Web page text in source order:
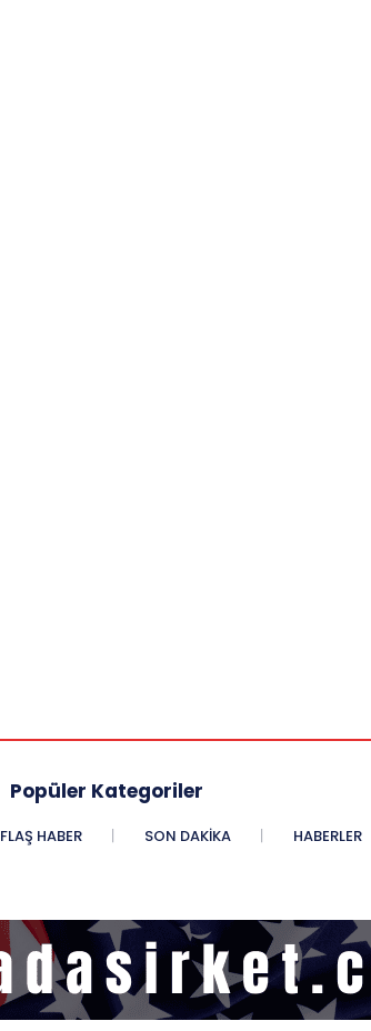
Popüler Kategoriler
FLAŞ HABER SON DAKIKA HABERLER